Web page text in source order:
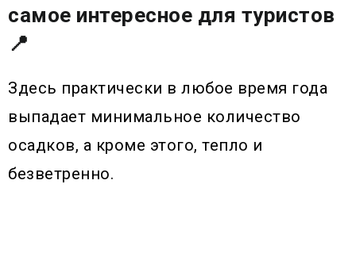
самое интересное для туристов
📍
Здесь практически в любое время года
выпадает минимальное количество
осадков, а кроме этого, тепло и
безветренно.